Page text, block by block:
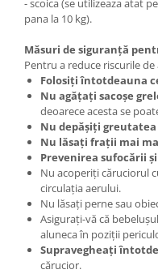
- scoica (se utilizeaza atat
pana la 10 kg).
Măsuri de siguranță
Pentru a reduce riscurile de
Folosiți întotdeauna
Nu agățați sacoșe
deoarece acesta se
Nu depășiți
Nu lăsați frații mai
Prevenirea sufocării
Nu acoperiți căruciorul
circulația aerului.
Nu lăsați perne sau
Asigurați-vă că
aluneca în poziții
Supravegheați
cărucior.